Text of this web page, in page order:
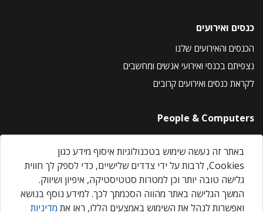
כנסים ואירועים
הכנסים והאירועים שלנו
נצפיתם בכנסי ואירועי אנשים ומחשבים
לקראת כנסים ואירועים קרובים
People & Computers
About Us
Privacy Policy
Contact Us
Our Events
באתר זה נעשה שימוש בטכנולוגיות איסוף מידע כגון
Cookies, לרבות על ידי צדדים שלישיים, כדי לספק לך חווית
גלישה טובה יותר וכן למטרות סטטיסטיקה, איפיון ושיווק.
המשך הגלישה באתר מהווה הסכמתך לכך. למידע נוסף בנושא
ואפשרות לנהל את השימוש באמצעים הללו, ראו את מדיניות